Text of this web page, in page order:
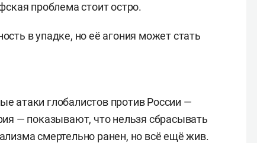
проблема стоит остро.
в упадке, но её агония может стать
атаки глобалистов против России —
— показывают, что нельзя сбрасывать
смертельно ранен, но всё ещё жив.